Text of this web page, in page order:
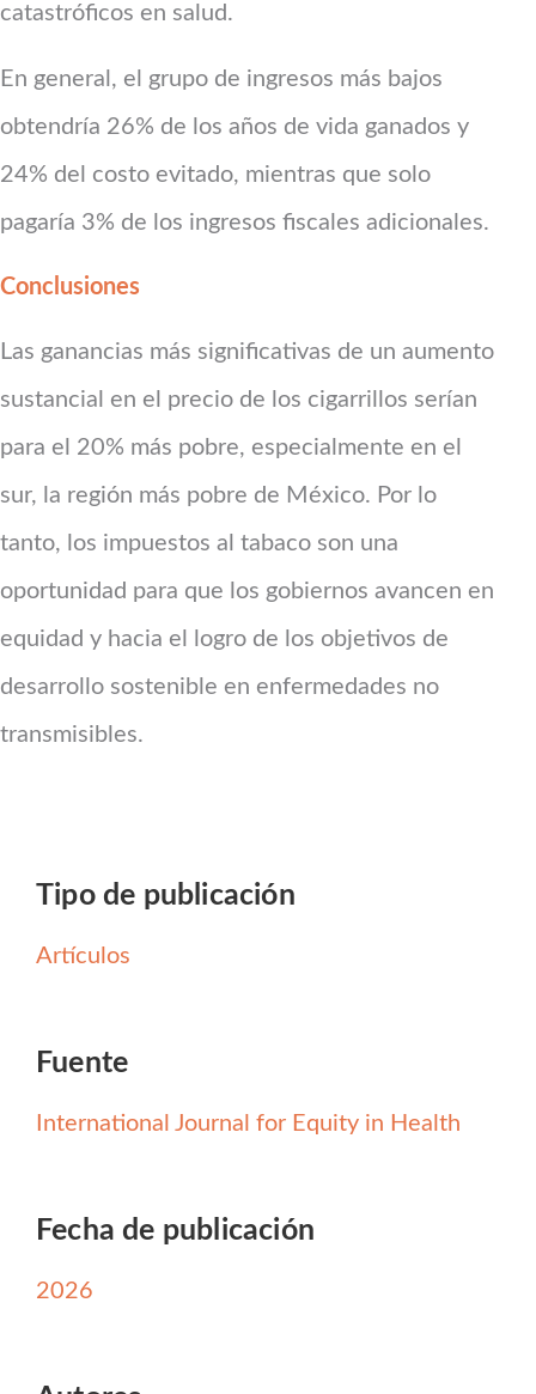
catastróficos en salud.
En general, el grupo de ingresos más bajos
obtendría 26% de los años de vida ganados y
24% del costo evitado, mientras que solo
pagaría 3% de los ingresos fiscales adicionales.
Conclusiones
Las ganancias más significativas de un aumento
sustancial en el precio de los cigarrillos serían
para el 20% más pobre, especialmente en el
sur, la región más pobre de México. Por lo
tanto, los impuestos al tabaco son una
oportunidad para que los gobiernos avancen en
equidad y hacia el logro de los objetivos de
desarrollo sostenible en enfermedades no
transmisibles.
Tipo de publicación
Artículos
Fuente
International Journal for Equity in Health
Fecha de publicación
2026